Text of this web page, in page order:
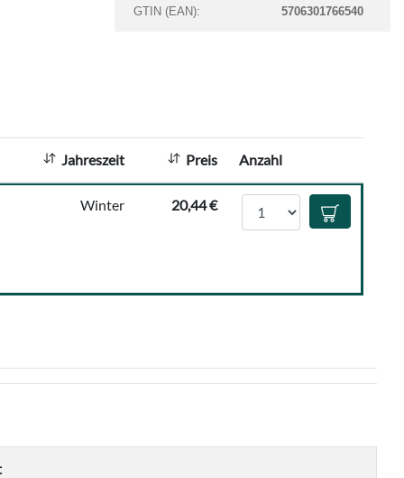
a
:
GTIN (EAN):
5706301766540
Jahreszeit Preis Anzahl
Winter 20,44 € In den